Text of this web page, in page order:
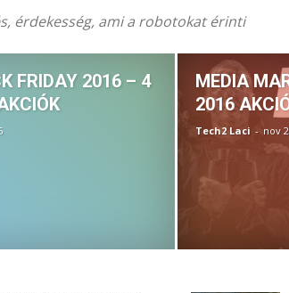
érdekesség, ami a robotokat érinti
FRIDAY 2016 – 4
MEDIA
2016
Tech2 Laci - nov